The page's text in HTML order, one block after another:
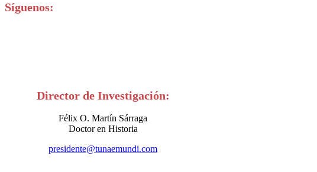
Síguenos:
Director de Investigación:
Félix O. Martín Sárraga
Doctor en Historia
presidente@tunaemundi.com